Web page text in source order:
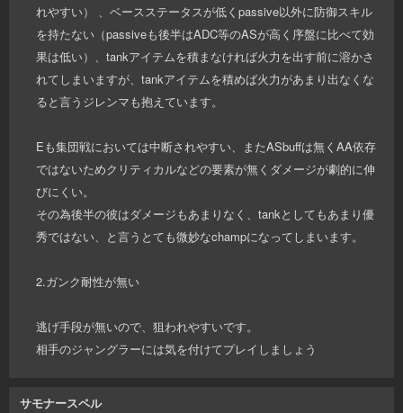
れやすい） 、ベースステータスが低くpassive以外に防御スキル
を持たない（passiveも後半はADC等のASが高く序盤に比べて効
果は低い）、tankアイテムを積まなければ火力を出す前に溶かさ
れてしまいますが、tankアイテムを積めば火力があまり出なくな
ると言うジレンマも抱えています。
Eも集団戦においては中断されやすい、またASbuffは無くAA依存
ではないためクリティカルなどの要素が無くダメージが劇的に伸
びにくい。
その為後半の彼はダメージもあまりなく、tankとしてもあまり優
秀ではない、と言うとても微妙なchampになってしまいます。
2.ガンク耐性が無い
逃げ手段が無いので、狙われやすいです。
相手のジャングラーには気を付けてプレイしましょう
サモナースペル